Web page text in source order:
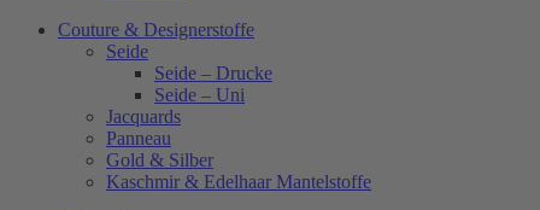
Couture & Designerstoffe
Seide
Seide – Drucke
Seide – Uni
Jacquards
Panneau
Gold & Silber
Kaschmir & Edelhaar Mantelstoffe